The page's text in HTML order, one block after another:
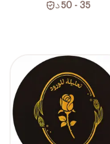
35 - 50 د